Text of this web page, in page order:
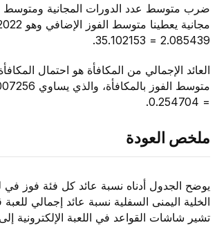
ضرب متوسط عدد الدورات المجانية ومتوسط
2.085439 = 35.102153.
العائد الإجمالي من المكافأة هو احتمال
= 0.254704.
ملخص العودة
يوضح الجدول أدناه نسبة عائد كل فئة فوز في
تشير شاشات القواعد في اللعبة الإلكترونية